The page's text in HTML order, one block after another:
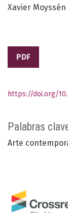
Xavier Moyssén
PDF
Palabras
Arte
https://doi.org/